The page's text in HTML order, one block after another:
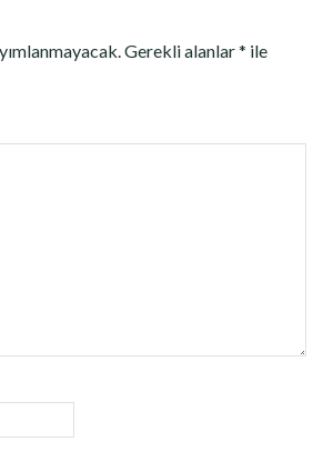
Gerekli alanlar* ile